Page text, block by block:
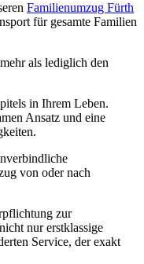
Familienumzug Fürth
für gesamte Familien
mehr als lediglich den
in Ihrem Leben.
Ansatz und eine
von oder nach
zur
nur erstklassige
Service, der exakt